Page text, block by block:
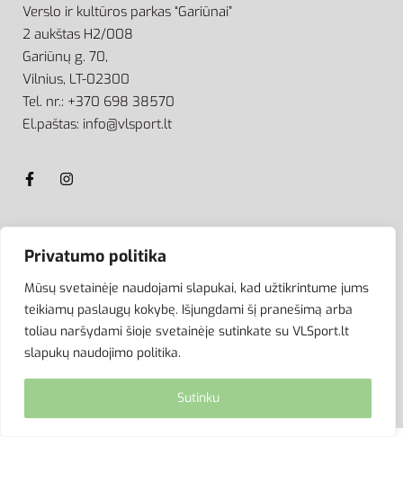
Privatumo politika
Mūsų svetainėje naudojami slapukai, kad užtikrintume jums
teikiamų paslaugų kokybę. Išjungdami šį pranešimą arba
toliau naršydami šioje svetainėje sutinkate su VLSport.lt
slapukų naudojimo politika.
Sutinku
Verslo ir kultūros parkas “Gariūnai”
2 aukštas H2/008
Gariūnų g. 70,
Vilnius, LT-02300
Tel. nr.: +370 698 38570
El.paštas: info@vlsport.lt